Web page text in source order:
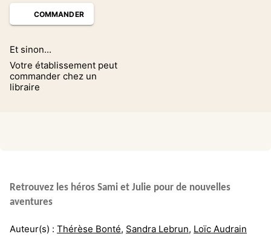
COMMANDER
Et sinon...
Votre établissement peut
commander chez un
libraire
Retrouvez les héros Sami et Julie pour de nouvelles
aventures
Auteur(s) : Thérèse Bonté, Sandra Lebrun, Loïc Audrain